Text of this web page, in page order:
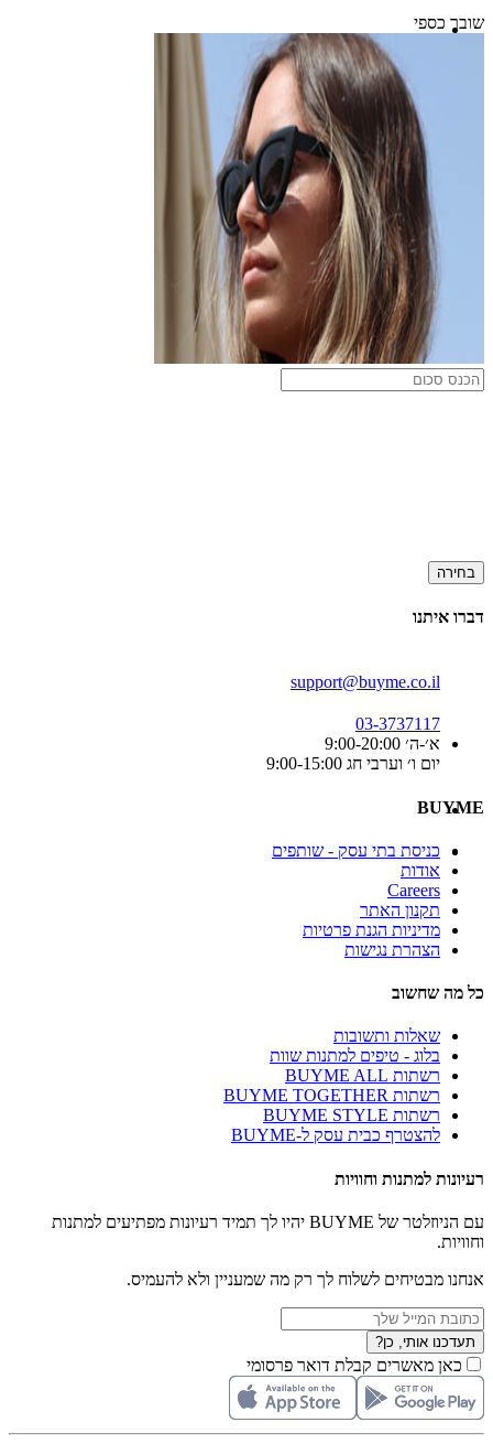
שובר כספי
בחירה
דברו איתנו
support@buyme.co.il
03-3737117
א׳-ה׳ 9:00-20:00
יום ו׳ וערבי חג 9:00-15:00
BUYME
כניסת בתי עסק - שותפים
אודות
Careers
תקנון האתר
מדיניות הגנת פרטיות
הצהרת נגישות
כל מה שחשוב
שאלות ותשובות
בלוג - טיפים למתנות שוות
רשתות BUYME ALL
רשתות BUYME TOGETHER
רשתות BUYME STYLE
להצטרף כבית עסק ל-BUYME
רעיונות למתנות וחוויות
עם הניוזלטר של BUYME יהיו לך תמיד רעיונות מפתיעים למתנות
וחוויות.
אנחנו מבטיחים לשלוח לך רק מה שמעניין ולא להעמיס.
תעדכנו אותי, כן?
כאן מאשרים קבלת דואר פרסומי